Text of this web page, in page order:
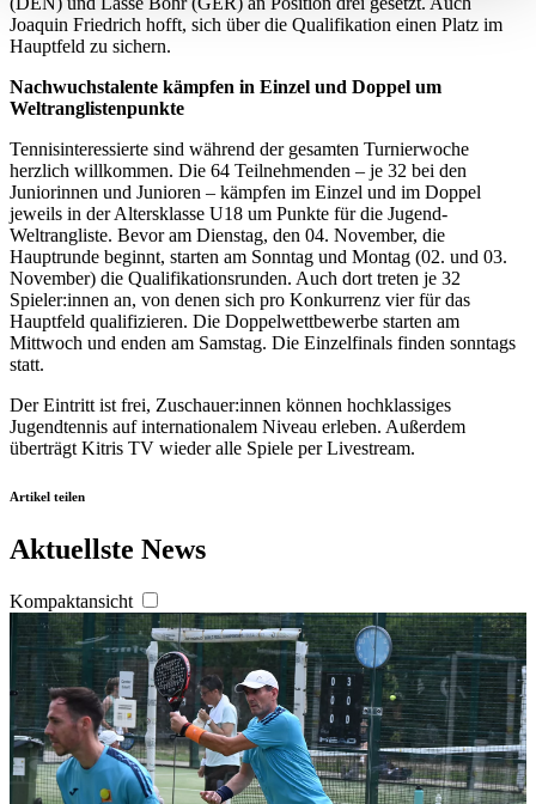
verarbeitet werden, und legen Sie Ihre Präferenzen im
Abschnitt Einzelheiten
Wir verwenden Cookies, um Inhalte und Anzeigen zu
zu können und die Zugriffe auf unsere Website zu
analysieren. Außerdem geben wir Informationen zu Ihrer
Verwendung unserer Website an unsere Partner für
soziale Medien, Werbung und Analysen weiter. Unsere
Partner führen diese Informationen möglicherweise mit
weiteren Daten zusammen, die Sie ihnen bereitgestellt
haben oder die sie im Rahmen Ihrer Nutzung der Dienste
gesammelt haben. Die
Cookie-Einstellungen
angepasst werden.
Joaquin Friedrich hofft, sich über die Qualifikation einen Platz im
Hauptfeld zu sichern.
Nachwuchstalente kämpfen in Einzel und Doppel um
Weltranglistenpunkte
Tennisinteressierte sind während der gesamten Turnierwoche
herzlich willkommen. Die 64 Teilnehmenden – je 32 bei den
Juniorinnen und Junioren – kämpfen im Einzel und im Doppel
jeweils in der Altersklasse U18 um Punkte für die Jugend-
Weltrangliste. Bevor am Dienstag, den 04. November, die
Hauptrunde beginnt, starten am Sonntag und Montag (02. und 03.
November) die Qualifikationsrunden. Auch dort treten je 32
Spieler:innen an, von denen sich pro Konkurrenz vier für das
Hauptfeld qualifizieren. Die Doppelwettbewerbe starten am
Mittwoch und enden am Samstag. Die Einzelfinals finden sonntags
statt.
Der Eintritt ist frei, Zuschauer:innen können hochklassiges
Jugendtennis auf internationalem Niveau erleben. Außerdem
überträgt Kitris TV wieder alle Spiele per Livestream.
Artikel teilen
Aktuellste News
Kompaktansicht